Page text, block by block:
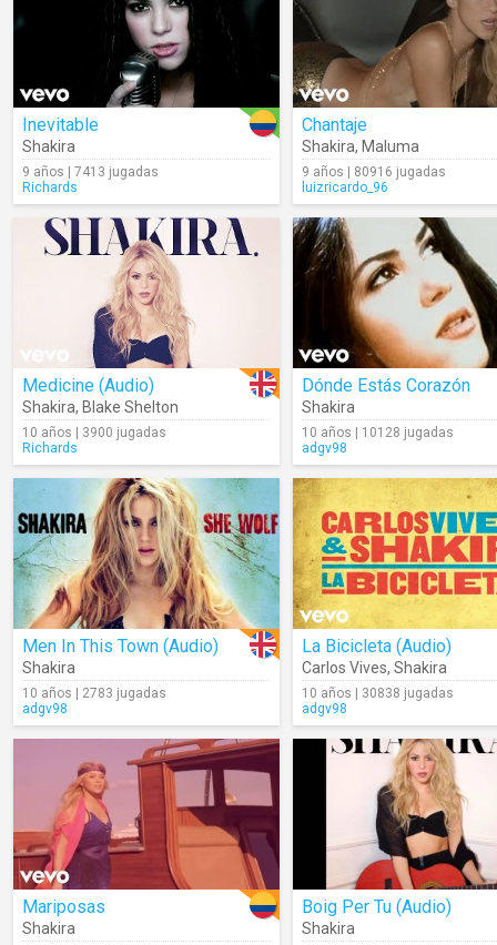
Inevitable
Shakira
9 años | 7413 jugadas
Richards
Chantaje
Shakira, Maluma
9 años | 80916 jugadas
luizricardo_96
Medicine (Audio)
Shakira, Blake Shelton
10 años | 3900 jugadas
Richards
Dónde Estás Corazón
Shakira
10 años | 10128 jugadas
adgv98
Men In This Town (Audio)
Shakira
10 años | 2783 jugadas
adgv98
La Bicicleta (Audio)
Carlos Vives, Shakira
10 años | 30838 jugadas
adgv98
Mariposas
Shakira
Boig Per Tu (Audio)
Shakira